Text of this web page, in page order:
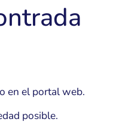
en el portal web.
posible.